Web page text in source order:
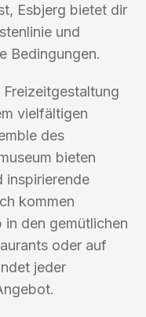
Esbjerg bietet dir
und
Bedingungen.
vielfältigen
des
bieten
inspirierende
kommen
in den gemütlichen
oder auf
jeder